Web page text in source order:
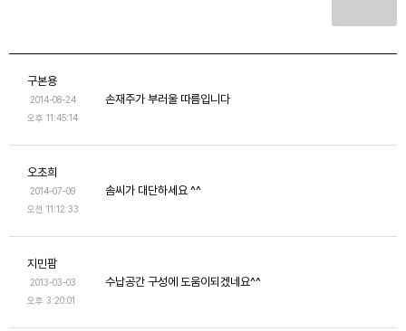
구본용
2014-08-24
오후 11:45:14
손재주가 부러울 따름입니다
오초희
2014-07-09
오전 11:12:33
솜씨가 대단하세요 ^^
지민팜
2013-03-03
오후 3:20:01
수납공간 구성에 도움이되겠네요^^